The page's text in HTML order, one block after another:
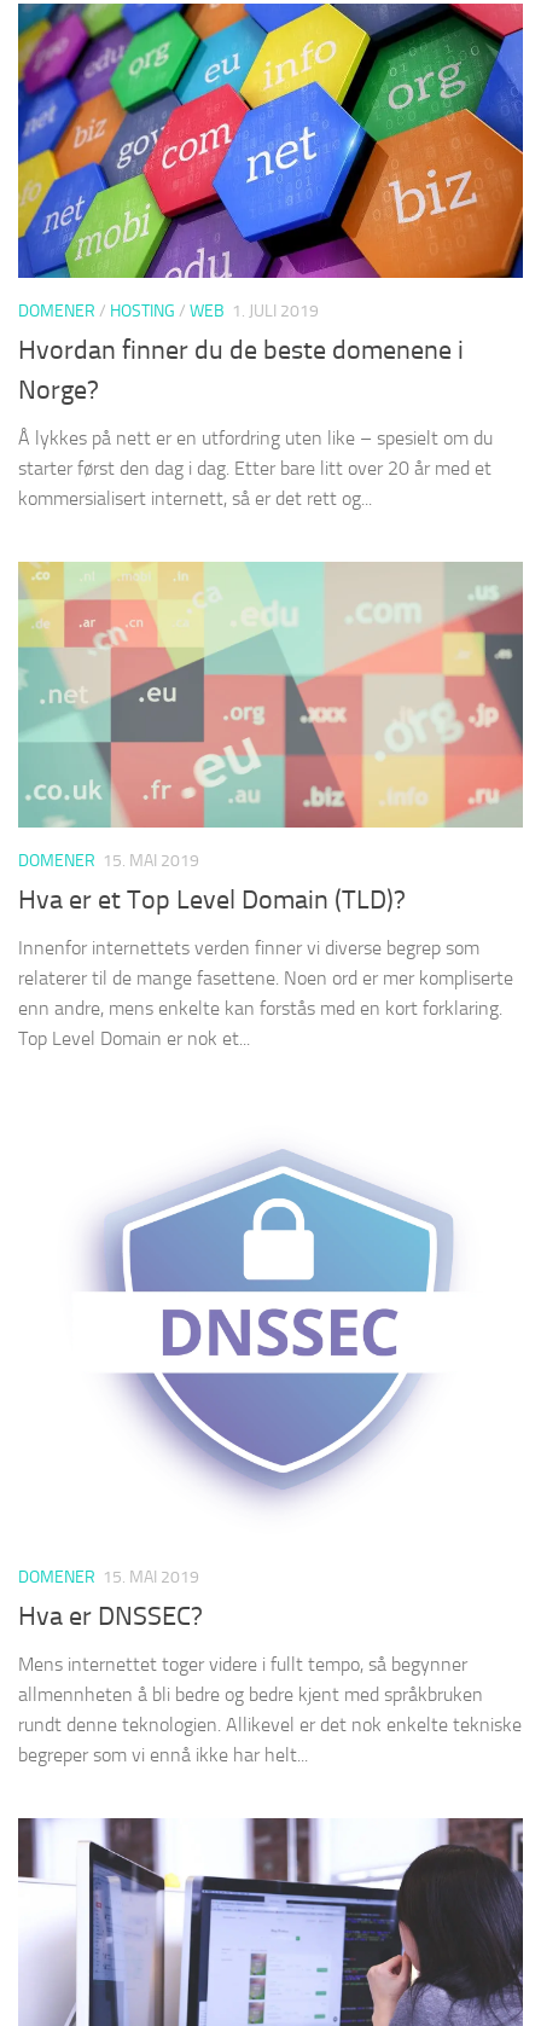
DOMENER / HOSTING / WEB 1. JULI 2019
Hvordan finner du de beste domenene i
Norge?
Å lykkes på nett er en utfordring uten like – spesielt om du
starter først den dag i dag. Etter bare litt over 20 år med et
kommersialisert internett, så er det rett og...
DOMENER 15. MAI 2019
Hva er et Top Level Domain (TLD)?
Innenfor internettets verden finner vi diverse begrep som
relaterer til de mange fasettene. Noen ord er mer kompliserte
enn andre, mens enkelte kan forstås med en kort forklaring.
Top Level Domain er nok et...
DOMENER 15. MAI 2019
Hva er DNSSEC?
Mens internettet toger videre i fullt tempo, så begynner
allmennheten å bli bedre og bedre kjent med språkbruken
rundt denne teknologien. Allikevel er det nok enkelte tekniske
begreper som vi ennå ikke har helt...